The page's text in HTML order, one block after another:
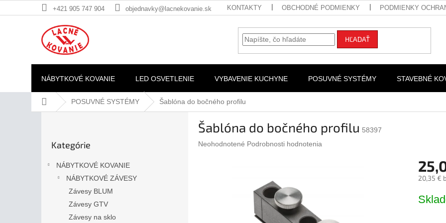
na
+421 905 747 904 objednavky@lacnekovanie.sk KONTAKTY OBCHODNÉ PODMIENKY PODMIENKY
HĽADAŤ
NÁBYTKOVÉ KOVANIE LED OSVETLENIE VYBAVENIE KUCHYNE POSUVNÉ SYSTÉMY STAVEBNÉ
DomovPOSUVNÉ SYSTÉMY Šablóna do bočného profilu
kategórie
Kategórie
NÁBYTKOVÉ KOVANIE
NÁBYTKOVÉ ZÁVESY
Závesy BLUM
Závesy GTV
Závesy na sklo
Šablóna do bočného profilu 58397
Priemerné
Neohodnotené Podrobnosti hodnotenia
20,35 €
cena: